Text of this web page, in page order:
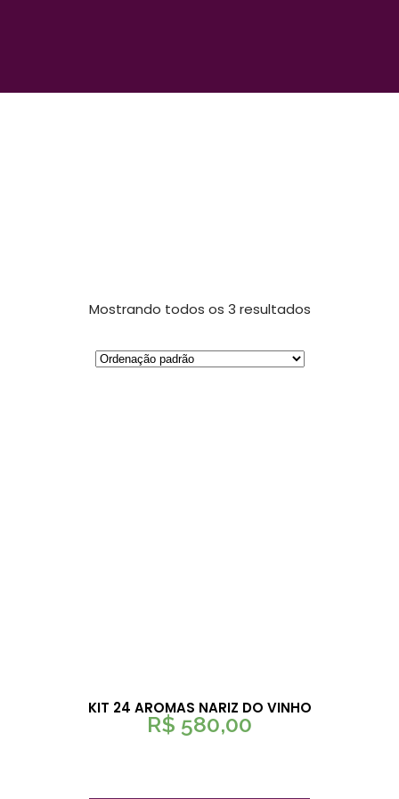
Mostrando todos os 3 resultados
KIT 24 AROMAS NARIZ DO VINHO
R$ 580,00